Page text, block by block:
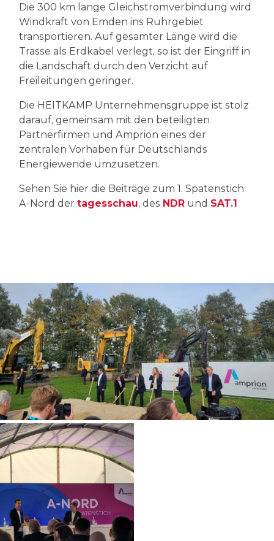
Die 300 km lange Gleichstromverbindung wird
Windkraft von Emden ins Ruhrgebiet
transportieren. Auf gesamter Länge wird die
Trasse als Erdkabel verlegt, so ist der Eingriff in
die Landschaft durch den Verzicht auf
Freileitungen geringer.
Die HEITKAMP Unternehmensgruppe ist stolz
darauf, gemeinsam mit den beteiligten
Partnerfirmen und Amprion eines der
zentralen Vorhaben für Deutschlands
Energiewende umzusetzen.
Sehen Sie hier die Beiträge zum 1. Spatenstich
A-Nord der tagesschau, des NDR und SAT.1